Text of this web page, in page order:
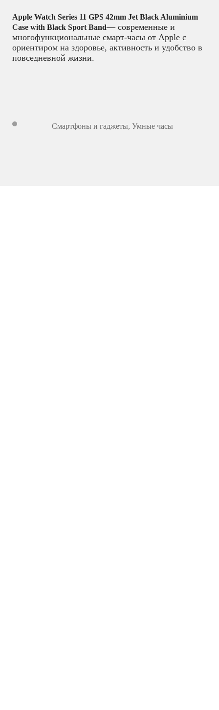
Apple Watch Series 11 GPS 42mm Jet Black Aluminium
Case with Black Sport Band— современные и
многофункциональные смарт-часы от Apple с
ориентиром на здоровье, активность и удобство в
повседневной жизни.
Смартфоны и гаджеты, Умные часы